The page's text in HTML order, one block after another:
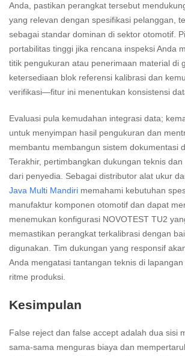
Anda, pastikan perangkat tersebut
yang relevan dengan spesifikasi pelanggan,
sebagai standar dominan di sektor otomotif.
portabilitas tinggi jika rencana inspeksi Anda
titik pengukuran atau penerimaan material di
ketersediaan blok referensi kalibrasi dan
verifikasi—fitur ini menentukan konsistensi
Evaluasi pula kemudahan integrasi data;
untuk menyimpan hasil pengukuran dan
membantu membangun sistem dokumentasi
Terakhir, pertimbangkan dukungan teknis
dari penyedia. Sebagai distributor alat ukur
Java Multi Mandiri memahami kebutuhan
manufaktur komponen otomotif dan dapat
menemukan konfigurasi NOVOTEST TU2
memastikan perangkat terkalibrasi dengan
digunakan. Tim dukungan yang responsif
Anda mengatasi tantangan teknis di
ritme produksi.
Kesimpulan
False reject dan false accept adalah dua sisi
sama-sama menguras biaya dan